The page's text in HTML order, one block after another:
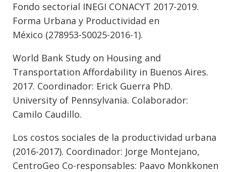
Fondo sectorial INEGI CONACYT 2017-2019.
Forma Urbana y Productividad en
México (278953-S0025-2016-1).
World Bank Study on Housing and
Transportation Affordability in Buenos Aires.
2017. Coordinador: Erick Guerra PhD.
University of Pennsylvania. Colaborador:
Camilo Caudillo.
Los costos sociales de la productividad urbana
(2016-2017). Coordinador: Jorge Montejano,
CentroGeo Co-responsables: Paavo Monkkonen